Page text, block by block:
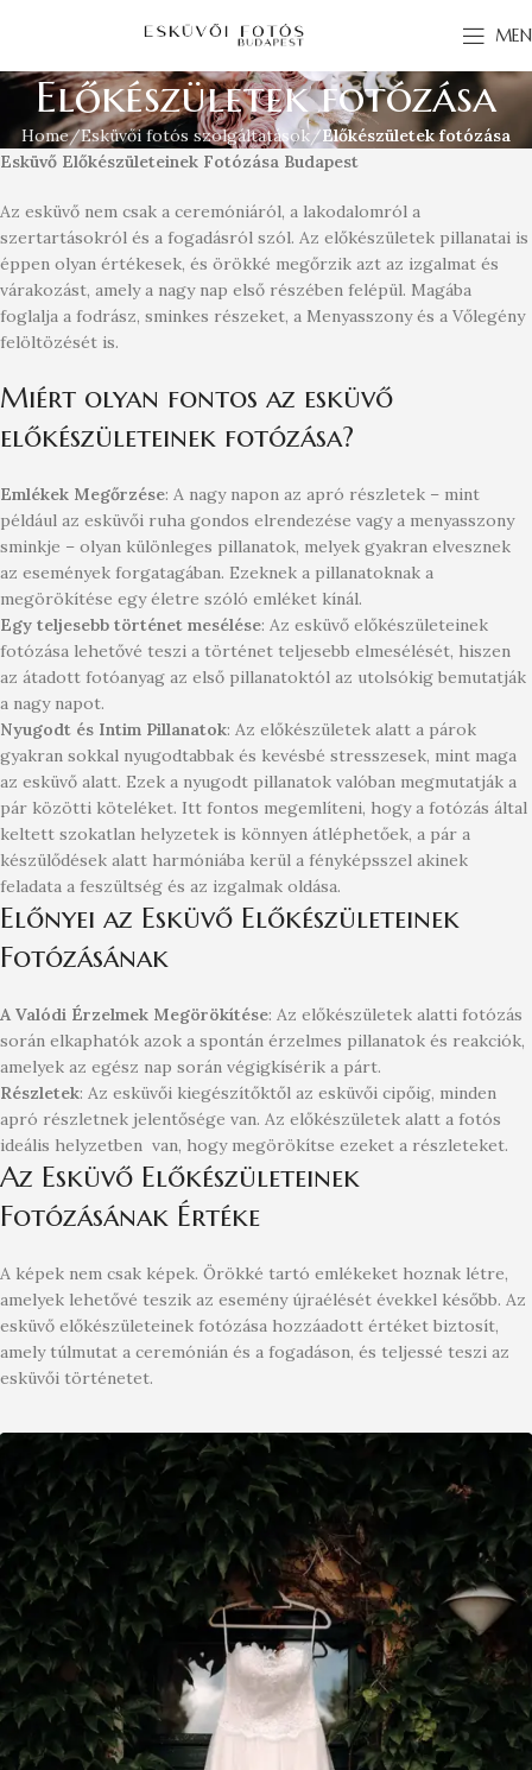
Előkészületek fotózása
Home Esküvői fotós szolgáltatások
Előkészületek fotózása
Esküvő Előkészületeinek Fotózása Budapest
Az esküvő nem csak a ceremóniáról, a lakodalomról a
szertartásokról és a fogadásról szól. Az előkészületek pillanatai is
éppen olyan értékesek, és örökké megőrzik azt az izgalmat és
várakozást, amely a nagy nap első részében felépül. Magába
foglalja a fodrász, sminkes részeket, a Menyasszony és a Vőlegény
felöltözését is.
Miért olyan fontos az esküvő
előkészületeinek fotózása?
Emlékek Megőrzése: A nagy napon az apró részletek – mint
például az esküvői ruha gondos elrendezése vagy a menyasszony
sminkje – olyan különleges pillanatok, melyek gyakran elvesznek
az események forgatagában. Ezeknek a pillanatoknak a
megörökítése egy életre szóló emléket kínál.
Egy teljesebb történet mesélése: Az esküvő előkészületeinek
fotózása lehetővé teszi a történet teljesebb elmesélését, hiszen
az átadott fotóanyag az első pillanatoktól az utolsókig bemutatják
a nagy napot.
Nyugodt és Intim Pillanatok: Az előkészületek alatt a párok
gyakran sokkal nyugodtabbak és kevésbé stresszesek, mint maga
az esküvő alatt. Ezek a nyugodt pillanatok valóban megmutatják a
pár közötti köteléket. Itt fontos megemlíteni, hogy a fotózás által
keltett szokatlan helyzetek is könnyen átléphetőek, a pár a
készülődések alatt harmóniába kerül a fényképsszel akinek
feladata a feszültség és az izgalmak oldása.
Előnyei az Esküvő Előkészületeinek
Fotózásának
A Valódi Érzelmek Megörökítése: Az előkészületek alatti fotózás
során elkaphatók azok a spontán érzelmes pillanatok és reakciók,
amelyek az egész nap során végigkísérik a párt.
Részletek: Az esküvői kiegészítőktől az esküvői cipőig, minden
apró részletnek jelentősége van. Az előkészületek alatt a fotós
ideális helyzetben van, hogy megörökítse ezeket a részleteket.
Az Esküvő Előkészületeinek
Fotózásának Értéke
A képek nem csak képek. Örökké tartó emlékeket hoznak létre,
amelyek lehetővé teszik az esemény újraélését évekkel később. Az
esküvő előkészületeinek fotózása hozzáadott értéket biztosít,
amely túlmutat a ceremónián és a fogadáson, és teljessé teszi az
esküvői történetet.